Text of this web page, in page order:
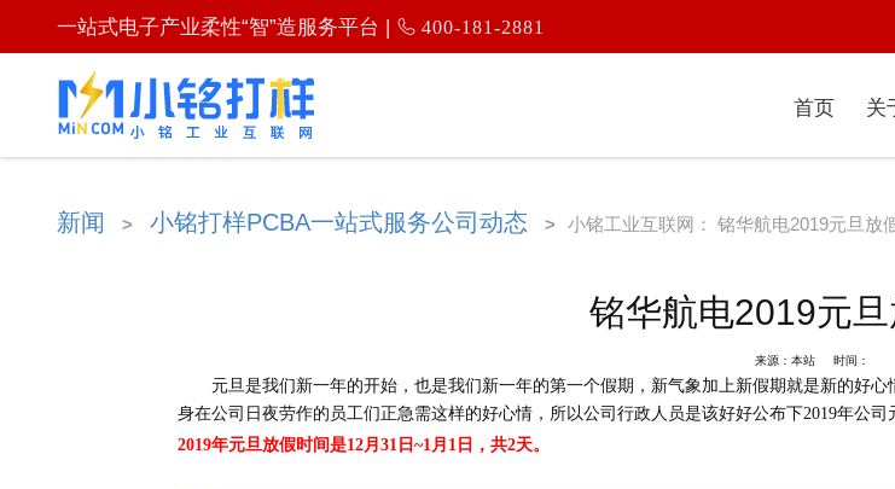
一站式电子产业柔性“智”造服务平台 | 400-181-2881
首页 关
新闻 > 小铭打样PCBA一站式服务公司动态 > 小铭工业互联网： 铭华航电2019元旦放
铭华航电2019元
来源：本站 时间：
元旦是我们新一年的开始，也是我们新一年的第一个假期，新气象加上新假期就是新的好心
身在公司日夜劳作的员工们正急需这样的好心情，所以公司行政人员是该好好公布下2019年公司
2019年元旦放假时间是12月31日~1月1日，共2天。